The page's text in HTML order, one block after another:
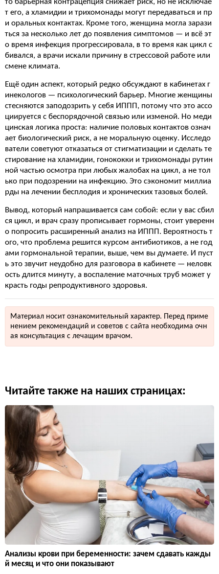
то барьерная контрацепция снижает риск, но не исключае
т его, а хламидии и трихомонады могут передаваться и пр
и оральных контактах. Кроме того, женщина могла зарази
ться за несколько лет до появления симптомов — и всё эт
о время инфекция прогрессировала, в то время как цикл с
бивался, а врачи искали причину в стрессовой работе или
смене климата.
Ещё один аспект, который редко обсуждают в кабинетах г
инекологов — психологический барьер. Многие женщины
стесняются заподозрить у себя ИППП, потому что это ассо
циируется с беспорядочной связью или изменой. Но меди
цинская логика проста: наличие половых контактов означ
ает биологический риск, а не моральную оценку. Исследо
ватели советуют отказаться от стигматизации и сделать те
стирование на хламидии, гонококки и трихомонады рутин
ной частью осмотра при любых жалобах на цикл, а не тол
ько при подозрении на инфекцию. Это сэкономит миллиа
рды на лечении бесплодия и хронических тазовых болей.
Вывод, который напрашивается сам собой: если у вас сбил
ся цикл, и врач сразу прописывает гормоны, стоит уверенн
о попросить расширенный анализ на ИППП. Вероятность т
ого, что проблема решится курсом антибиотиков, а не год
ами гормональной терапии, выше, чем вы думаете. И пуст
ь это звучит неудобно для разговора в кабинете — неловк
ость длится минуту, а воспаление маточных труб может у
красть годы репродуктивного здоровья.
Материал носит ознакомительный характер. Перед приме
нением рекомендаций и советов с сайта необходима очн
ая консультация с лечащим врачом.
Читайте также на наших страницах:
Анализы крови при беременности: зачем сдавать кажды
й месяц и что они показывают